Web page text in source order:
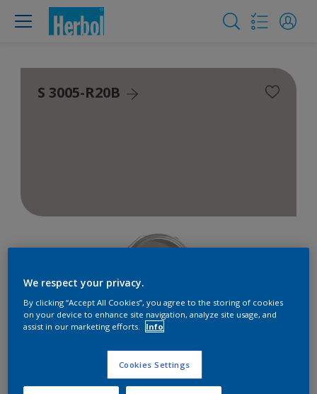
S 3005-R20B
Produkte in diesem Farbton finden
LOS GEHTS
We respect your privacy.
By clicking “Accept All Cookies”, you agree to the storing of cookies
on your device to enhance site navigation, analyze site usage, and
assist in our marketing efforts.
Info
Cookies Settings